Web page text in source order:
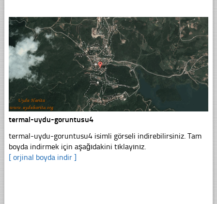
termal-uydu-goruntusu4
termal-uydu-goruntusu4 isimli görseli indirebilirsiniz. Tam
boyda indirmek için aşağıdakini tıklayınız.
[ orjinal boyda indir ]